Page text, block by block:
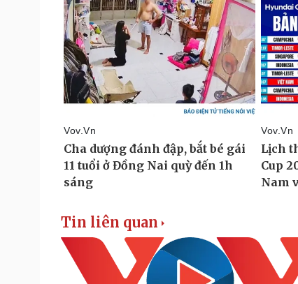
Tin liên quan